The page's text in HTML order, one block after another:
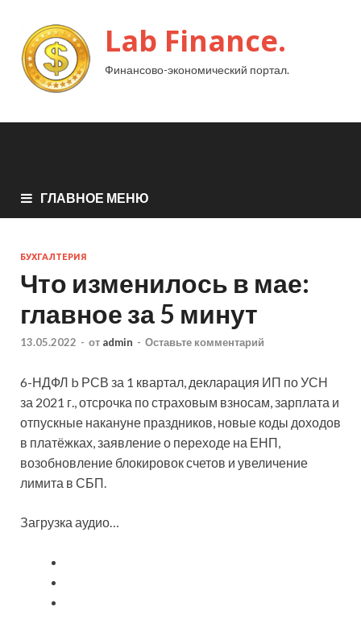
Lab Finance.
Финансово-экономический портал.
ГЛАВНОЕ МЕНЮ
БУХГАЛТЕРИЯ
Что изменилось в мае:
главное за 5 минут
13.05.2022 - от admin - Оставьте комментарий
6-НДФЛ b РСВ за 1 квартал, декларация ИП по УСН
за 2021 г., отсрочка по страховым взносам, зарплата и
отпускные накануне праздников, новые коды доходов
в платёжках, заявление о переходе на ЕНП,
возобновление блокировок счетов и увеличение
лимита в СБП.
Загрузка аудио…